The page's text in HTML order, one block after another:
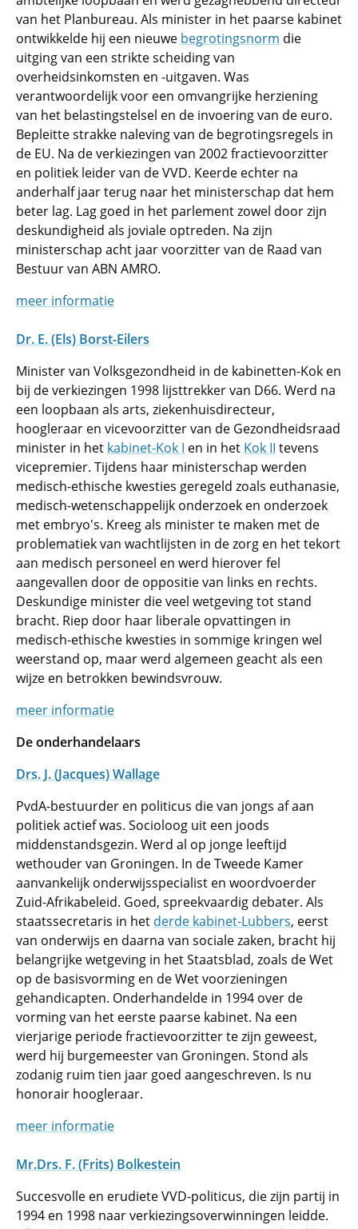
van het Planbureau. Als minister in het paarse kabinet
ontwikkelde hij een nieuwe begrotingsnorm die
uitging van een strikte scheiding van
overheidsinkomsten en -uitgaven. Was
verantwoordelijk voor een omvangrijke herziening
van het belastingstelsel en de invoering van de euro.
Bepleitte strakke naleving van de begrotingsregels in
de EU. Na de verkiezingen van 2002 fractievoorzitter
en politiek leider van de VVD. Keerde echter na
anderhalf jaar terug naar het ministerschap dat hem
beter lag. Lag goed in het parlement zowel door zijn
deskundigheid als joviale optreden. Na zijn
ministerschap acht jaar voorzitter van de Raad van
Bestuur van ABN AMRO.
meer informatie
Dr. E. (Els) Borst-Eilers
Minister van Volksgezondheid in de kabinetten-Kok en
bij de verkiezingen 1998 lijsttrekker van D66. Werd na
een loopbaan als arts, ziekenhuisdirecteur,
hoogleraar en vicevoorzitter van de Gezondheidsraad
minister in het kabinet-Kok I en in het Kok II tevens
vicepremier. Tijdens haar ministerschap werden
medisch-ethische kwesties geregeld zoals euthanasie,
medisch-wetenschappelijk onderzoek en onderzoek
met embryo's. Kreeg als minister te maken met de
problematiek van wachtlijsten in de zorg en het tekort
aan medisch personeel en werd hierover fel
aangevallen door de oppositie van links en rechts.
Deskundige minister die veel wetgeving tot stand
bracht. Riep door haar liberale opvattingen in
medisch-ethische kwesties in sommige kringen wel
weerstand op, maar werd algemeen geacht als een
wijze en betrokken bewindsvrouw.
meer informatie
De onderhandelaars
Drs. J. (Jacques) Wallage
PvdA-bestuurder en politicus die van jongs af aan
politiek actief was. Socioloog uit een joods
middenstandsgezin. Werd al op jonge leeftijd
wethouder van Groningen. In de Tweede Kamer
aanvankelijk onderwijsspecialist en woordvoerder
Zuid-Afrikabeleid. Goed, spreekvaardig debater. Als
staatssecretaris in het derde kabinet-Lubbers, eerst
van onderwijs en daarna van sociale zaken, bracht hij
belangrijke wetgeving in het Staatsblad, zoals de Wet
op de basisvorming en de Wet voorzieningen
gehandicapten. Onderhandelde in 1994 over de
vorming van het eerste paarse kabinet. Na een
vierjarige periode fractievoorzitter te zijn geweest,
werd hij burgemeester van Groningen. Stond als
zodanig ruim tien jaar goed aangeschreven. Is nu
honorair hoogleraar.
meer informatie
Mr.Drs. F. (Frits) Bolkestein
Succesvolle en erudiete VVD-politicus, die zijn partij in
1994 en 1998 naar verkiezingsoverwinningen leidde.